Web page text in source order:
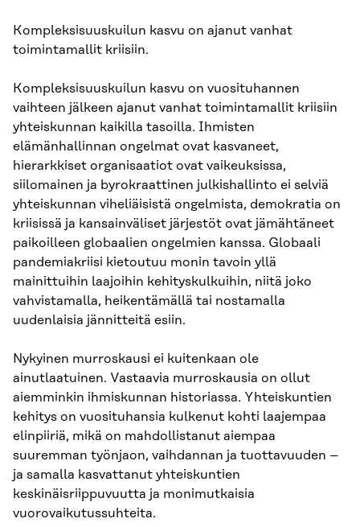
Kompleksisuuskuilun kasvu on ajanut vanhat
toimintamallit kriisiin.
Kompleksisuuskuilun kasvu on vuosituhannen
vaihteen jälkeen ajanut vanhat toimintamallit kriisiin
yhteiskunnan kaikilla tasoilla. Ihmisten
elämänhallinnan ongelmat ovat kasvaneet,
hierarkkiset organisaatiot ovat vaikeuksissa,
siilomainen ja byrokraattinen julkishallinto ei selviä
yhteiskunnan viheliäisistä ongelmista, demokratia on
kriisissä ja kansainväliset järjestöt ovat jämähtäneet
paikoilleen globaalien ongelmien kanssa. Globaali
pandemiakriisi kietoutuu monin tavoin yllä
mainittuihin laajoihin kehityskulkuihin, niitä joko
vahvistamalla, heikentämällä tai nostamalla
uudenlaisia jännitteitä esiin.
Nykyinen murroskausi ei kuitenkaan ole
ainutlaatuinen. Vastaavia murroskausia on ollut
aiemminkin ihmiskunnan historiassa. Yhteiskuntien
kehitys on vuosituhansia kulkenut kohti laajempaa
elinpiiriä, mikä on mahdollistanut aiempaa
suuremman työnjaon, vaihdannan ja tuottavuuden –
ja samalla kasvattanut yhteiskuntien
keskinäisriippuvuutta ja monimutkaisia
vuorovaikutussuhteita.